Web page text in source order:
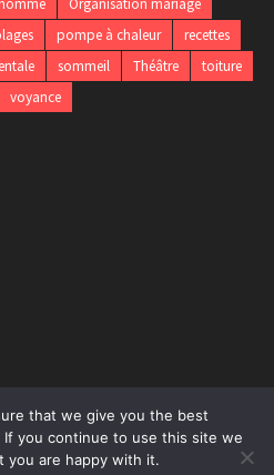
pompe à chaleur
recettes
sommeil Théâtre
toiture
voyance
qui n'a rien à dire mais tout à
that we give you the best
you continue to use this site we
you are happy with it.